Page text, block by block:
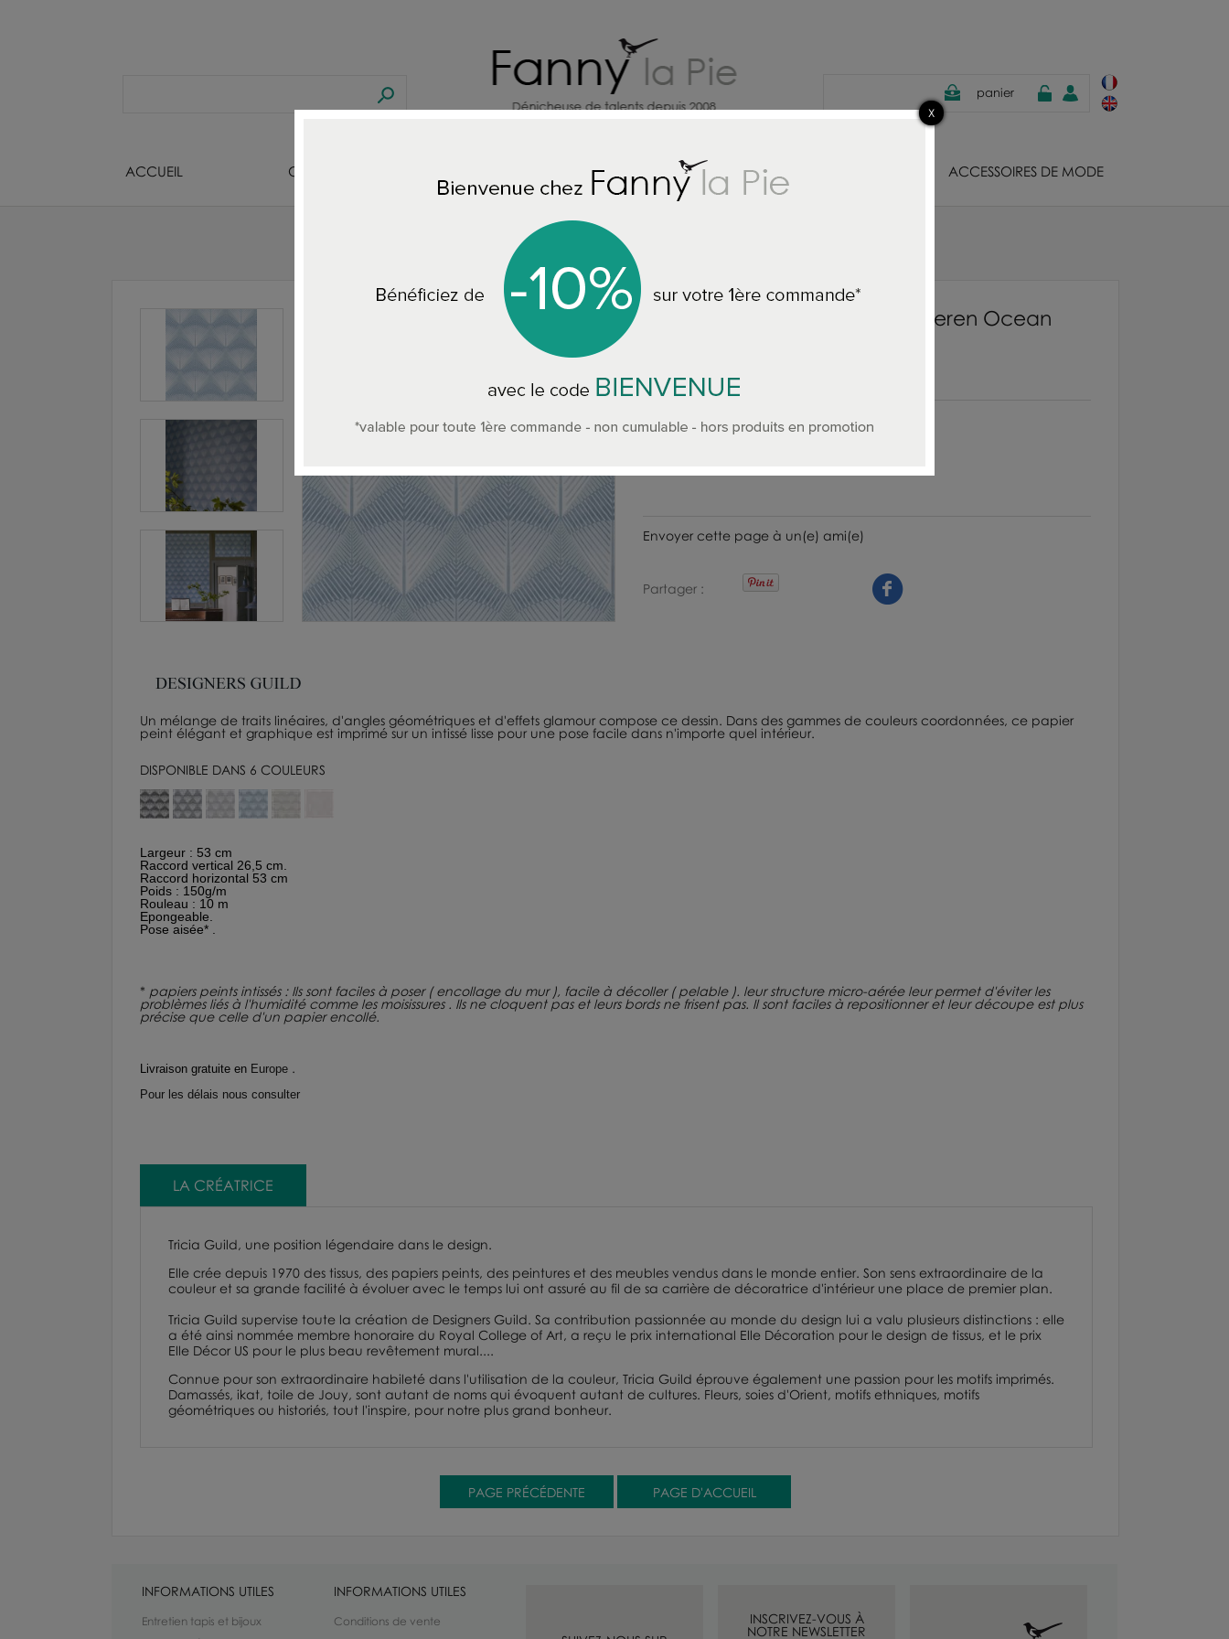
panier
ACCUEIL CREATEURS BIJOUX CREATEURS DECO MAISON ACCESSOIRES DE MODE
Designers Guild papier peint Veren Ocean
Designers Guild papier peint Veren Ocean
112
Envoyer cette page à un(e) ami(e)
Partager
Un mélange de traits linéaires, d'angles géométriques et d'effets glamour compose ce dessin. Dans des gammes de couleurs coordonnées, ce papier
peint élégant et graphique est imprimé sur un intissé lisse pour une pose facile dans n'importe quel intérieur.
DISPONIBLE DANS 6 COULEURS
Largeur : 53 cm
Raccord vertical 26,5 cm.
Raccord horizontal 53 cm
Poids : 150g/m
Rouleau : 10 m
Epongeable.
Pose aisée* .
* papiers peints intissés : Ils sont faciles à poser ( encollage du mur ), facile à décoller ( pelable ). leur structure micro-aérée leur permet d'éviter les
problèmes liés à l'humidité comme les moisissures . Ils ne cloquent pas et leurs bords ne frisent pas. Il sont faciles à repositionner et leur découpe est plus
précise que celle d'un papier encollé.
Livraison gratuite en Europe .
Pour les délais nous consulter
LA CRÉATRICE
Tricia Guild, une position légendaire dans le design.
Elle crée depuis 1970 des tissus, des papiers peints, des peintures et des meubles vendus dans le monde entier. Son sens extraordinaire de la
couleur et sa grande facilité à évoluer avec le temps lui ont assuré au fil de sa carrière de décoratrice d'intérieur une place de premier plan.
Tricia Guild supervise toute la création de Designers Guild. Sa contribution passionnée au monde du design lui a valu plusieurs distinctions : elle
a été ainsi nommée membre honoraire du Royal College of Art, a reçu le prix international Elle Décoration pour le design de tissus, et le prix
Elle Décor US pour le plus beau revêtement mural....
Connue pour son extraordinaire habileté dans l'utilisation de la couleur, Tricia Guild éprouve également une passion pour les motifs imprimés.
Damassés, ikat, toile de Jouy, sont autant de noms qui évoquent autant de cultures. Fleurs, soies d'Orient, motifs ethniques, motifs
géométriques ou historiés, tout l'inspire, pour notre plus grand bonheur.
INFORMATIONS UTILES
Entretien tapis et bijoux
INFORMATIONS UTILES
Conditions de vente
INSCRIVEZ-VOUS À
NOTRE NEWSLETTER